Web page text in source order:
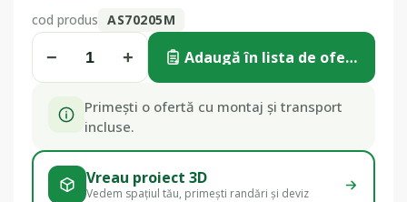
cod produs AS70205M
− + Adaugă în lista de ofertă
Primești o ofertă cu montaj și transport
incluse.
Vreau proiect 3D
Vedem spațiul tău, primești randări și deviz